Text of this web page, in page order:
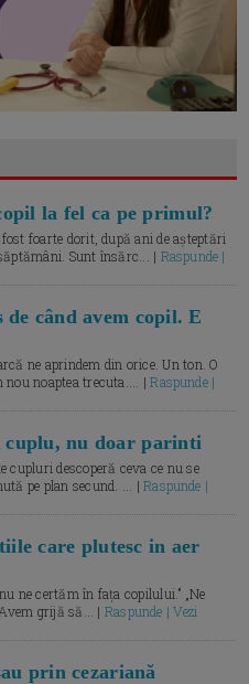
la fel ca pe primul?
foarte dorit, după ani de așteptări
Sunt însărc... | Raspunde |
de când avem copil. E
ne aprindem din orice. Un ton. O
nou noaptea trecuta.... |Raspunde |
cuplu, nu doar parinti
cupluri descoperă ceva ce nu se
pe plan secund. ... |Raspunde |
care plutesc in aer
ne certăm în fața copilului.” „Ne
grijă să... | Raspunde | Vezi
prin cezariană